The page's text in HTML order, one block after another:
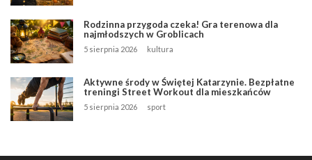
Rodzinna przygoda czeka! Gra terenowa dla
najmłodszych w Groblicach
5 sierpnia 2026 kultura
Aktywne środy w Świętej Katarzynie. Bezpłatne
treningi Street Workout dla mieszkańców
5 sierpnia 2026 sport